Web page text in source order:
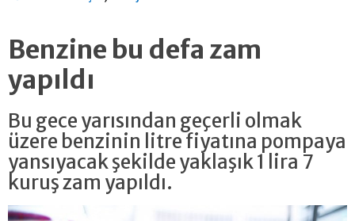
Benzine bu defa zam
yapıldı
Bu gece yarısından geçerli olmak
üzere benzinin litre fiyatına pompaya
yansıyacak şekilde yaklaşık 1 lira 7
kuruş zam yapıldı.